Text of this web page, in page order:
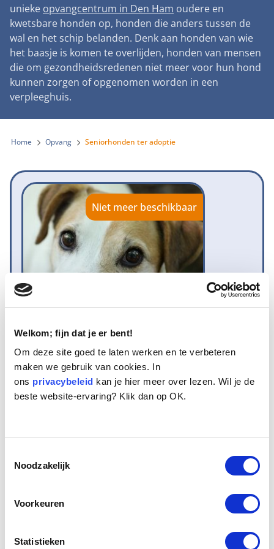
Welkom; fijn dat je er bent!
Om deze site goed te laten werken en te verbeteren
maken we gebruik van cookies. In
ons privacybeleid kan je hier meer over lezen. Wil je de
beste website-ervaring? Klik dan op OK.
Noodzakelijk
Voorkeuren
Statistieken
Landelijke registratie bijtincidenten
Verantwoord fokbeleid
Landelijk vuurwerkverbod
Verplichte pre-aanschaf cursus
Gemeentelijk meldpunt bijtincidenten
Bescherming tegen grasaren
Lezingen
Symposium Gemeentelijk Dierenbeleid
Teken onze petitie
Steun als bedrijf
Adopteer een seniorhond
Sponsor een seniorhond
Steun als vrijwilliger
Honden voor Honden Loop
Vraag een donatiebox aan
Wat wij doen
Onze organisatie
Samenwerking
Jaarverslag
Vacatures
Donateursmagazine Hond
Onze successen voor honden
Contactgegevens
Pers
Nieuws
Nieuwsbrief
Incassodata
Zoeken
unieke opvangcentrum in Den Ham oudere en
kwetsbare honden op, honden die anders tussen de
wal en het schip belanden. Denk aan honden van wie
het baasje is komen te overlijden, honden van mensen
die om gezondheidsredenen niet meer voor hun hond
kunnen zorgen of opgenomen worden in een
verpleeghuis.
Home Opvang Seniorhonden ter adoptie
Niet meer beschikbaar
Naam: Billie
Leeftijd: 10
Reden opvang: Gezondheid eigenaar
Geplaatst.
nonsens typetje. Evenwichtig van gedrag, niet blafferig, opdringerig